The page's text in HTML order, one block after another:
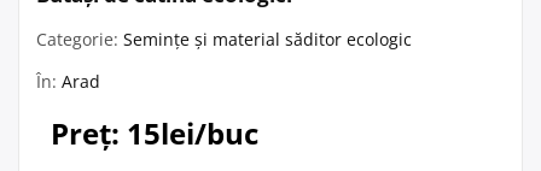
Categorie: Semințe și material săditor ecologic
În: Arad
Preț: 15lei/buc